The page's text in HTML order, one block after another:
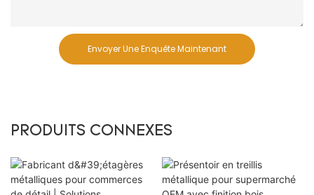
Envoyer Une Enquête Maintenant
PRODUITS CONNEXES